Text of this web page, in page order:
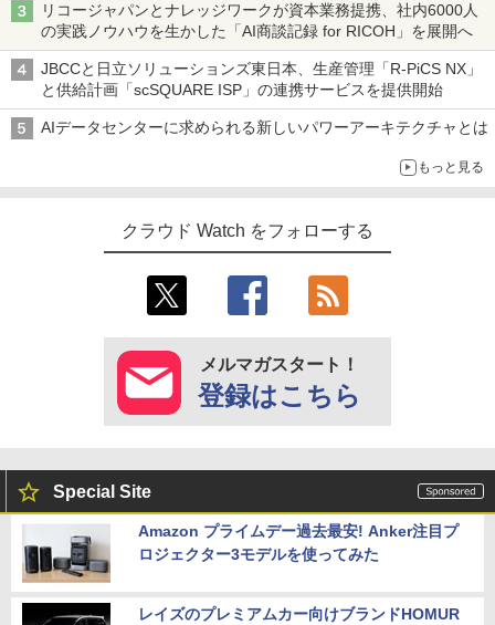
リコージャパンとナレッジワークが資本業務提携、社内6000人
の実践ノウハウを生かした「AI商談記録 for RICOH」を展開へ
JBCCと日立ソリューションズ東日本、生産管理「R-PiCS NX」
と供給計画「scSQUARE ISP」の連携サービスを提供開始
AIデータセンターに求められる新しいパワーアーキテクチャとは
もっと見る
クラウド Watch をフォローする
メルマガスタート！
登録はこちら
Special Site
Amazon プライムデー過去最安! Anker注目プ
ロジェクター3モデルを使ってみた
レイズのプレミアムカー向けブランドHOMUR